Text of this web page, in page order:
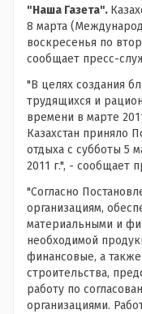
"Наша Газета".
8 марта
воскресенья по
сообщает пресс-
"В целях создания
трудящихся и
времени в марте
Казахстан приняло
отдыха с субботы 5
2011 г.", - сообщает
"Согласно
организациям,
материальными и
необходимой
финансовые, а
строительства,
работу по
организациями.